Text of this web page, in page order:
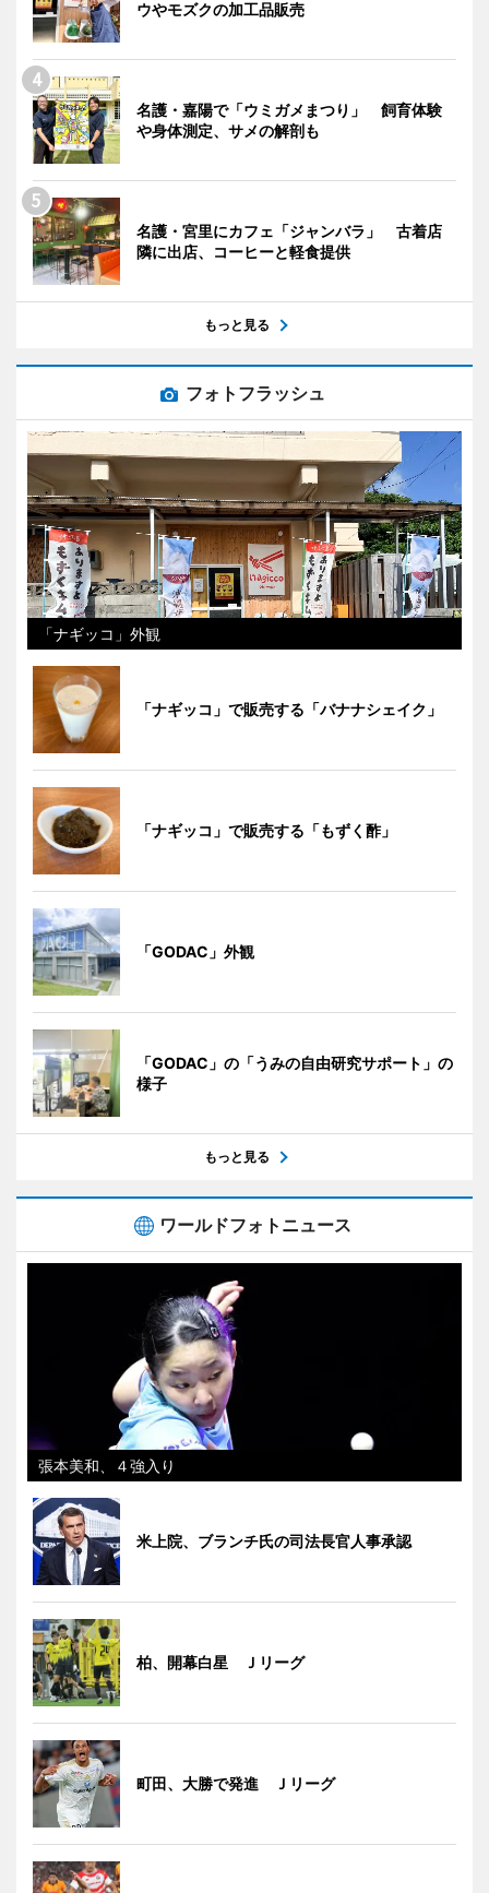
ウやモズクの加工品販売
名護・嘉陽で「ウミガメまつり」 飼育体験
や身体測定、サメの解剖も
名護・宮里にカフェ「ジャンバラ」 古着店
隣に出店、コーヒーと軽食提供
もっと見る
フォトフラッシュ
「ナギッコ」外観
「ナギッコ」で販売する「バナナシェイク」
「ナギッコ」で販売する「もずく酢」
「GODAC」外観
「GODAC」の「うみの自由研究サポート」の
様子
もっと見る
ワールドフォトニュース
張本美和、４強入り
米上院、ブランチ氏の司法長官人事承認
柏、開幕白星 Ｊリーグ
町田、大勝で発進 Ｊリーグ